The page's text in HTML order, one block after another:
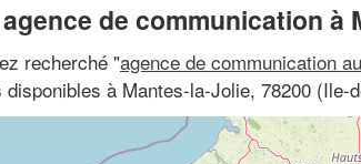
de communication à
recherché "agence de communication
disponibles à Mantes-la-Jolie, 78200 (Ile-